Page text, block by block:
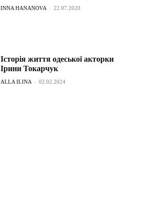
INNA HANANOVA - 22.07.2020
Історія життя одеської акторки
Ірини Токарчук
ALLA ILINA - 02.02.2024